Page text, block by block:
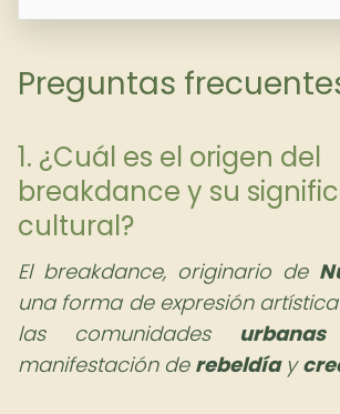
Preguntas
1. ¿Cuál es el origen del
breakdance y su
cultural?
El breakdance, originario de
una forma de expresión
las comunidades urbanas
manifestación de rebeldíay